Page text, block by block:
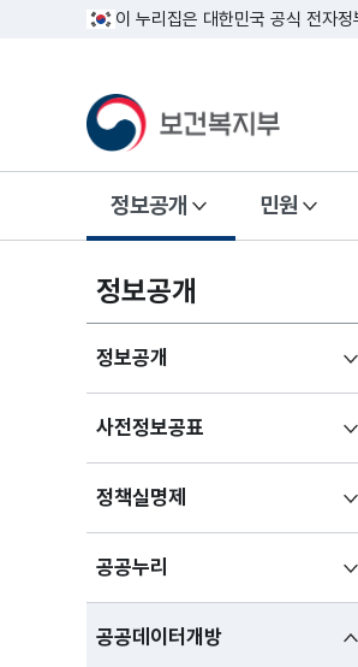
이 누리집은 대한민국 공식 전자
정보공개 민원
정보공개
정보공개
펼치기
사전정보공표
펼치기
정책실명제
펼치기
공공누리
펼치기
공공데이터개방하위메뉴